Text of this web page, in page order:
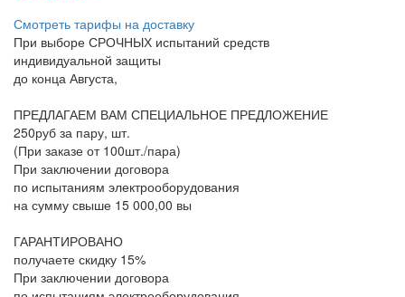
Смотреть тарифы на доставку
При выборе СРОЧНЫХ испытаний средств
индивидуальной защиты
до конца Августа,
ПРЕДЛАГАЕМ ВАМ СПЕЦИАЛЬНОЕ ПРЕДЛОЖЕНИЕ
250руб за пару, шт.
(При заказе от 100шт./пара)
При заключении договора
по испытаниям электрооборудования
на сумму свыше 15 000,00 вы
ГАРАНТИРОВАНО
получаете скидку 15%
При заключении договора